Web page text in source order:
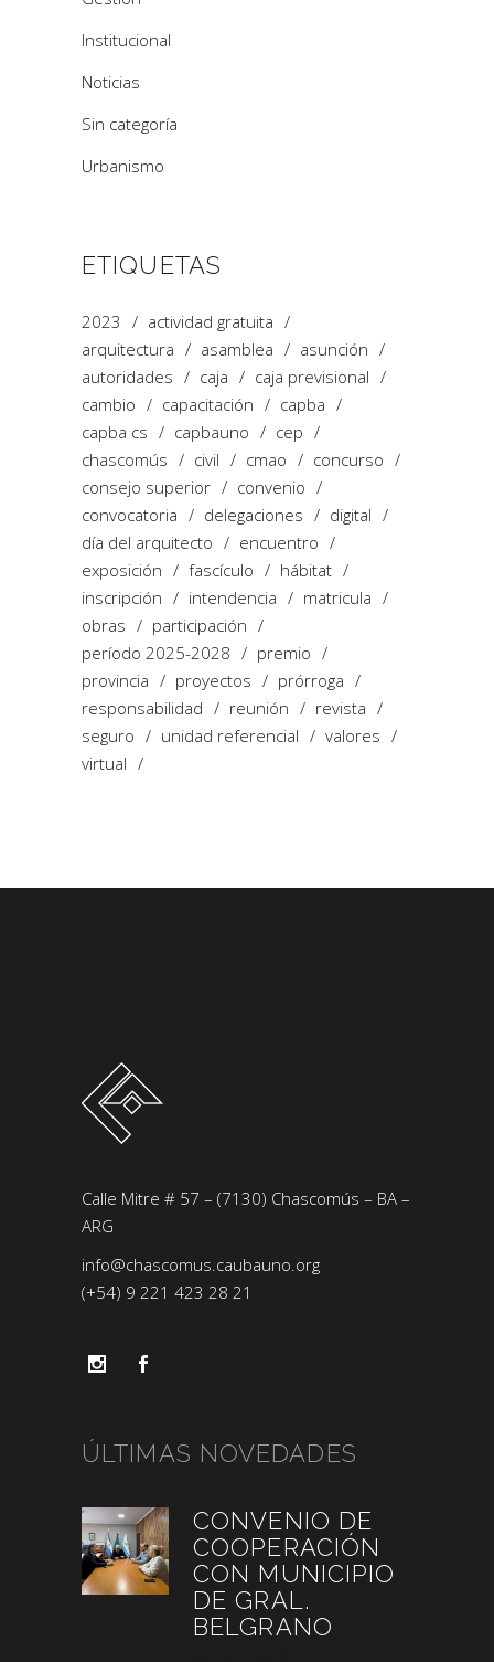
Institucional
Noticias
Sin categoría
Urbanismo
ETIQUETAS
2023
actividad gratuita
arquitectura
asamblea
asunción
autoridades
caja
caja previsional
cambio
capacitación
capba
capba cs
capbauno
cep
chascomús
civil cmao
concurso
consejo superior
convenio
convocatoria
delegaciones
digital
día del arquitecto
encuentro
exposición
fascículo
hábitat
inscripción
intendencia
matricula
obras
participación
período 2025-2028
premio
provincia
proyectos
prórroga
responsabilidad
reunión
revista
seguro
unidad referencial
valores
virtual
Calle Mitre # 57 – (7130) Chascomús – BA –
ARG
info@chascomus.caubauno.org
(+54) 9 221 423 28 21
ÚLTIMAS NOVEDADES
CONVENIO DE
COOPERACIÓN
CON MUNICIPIO
DE GRAL.
BELGRANO